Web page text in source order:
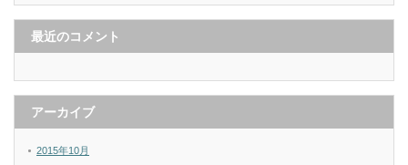
最近のコメント
アーカイブ
2015年10月